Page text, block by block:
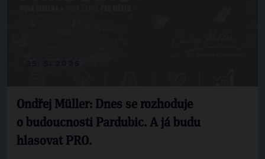
Ondřej Müller: Dnes se rozhoduje
o budoucnosti Pardubic. A já budu
hlasovat PRO.